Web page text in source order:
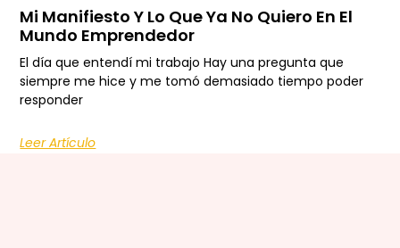
Mi Manifiesto Y Lo Que Ya No Quiero En El
Mundo Emprendedor
El día que entendí mi trabajo Hay una pregunta que
siempre me hice y me tomó demasiado tiempo poder
responder
Leer Artículo